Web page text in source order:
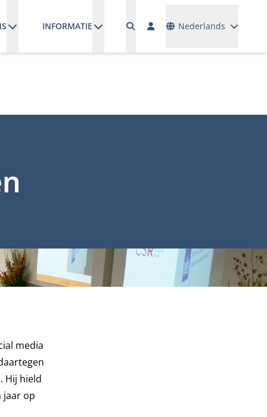
INFORMATIE Nederlands
media
Hij hield
jaar op